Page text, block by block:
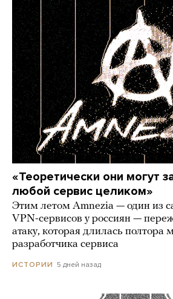
«Теоретически они могут
любой сервис целиком»
Этим летом Amnezia — один из
VPN-сервисов у россиян —
атаку, которая длилась полтора
разработчика сервиса
ИСТОРИИ 5 дней назад